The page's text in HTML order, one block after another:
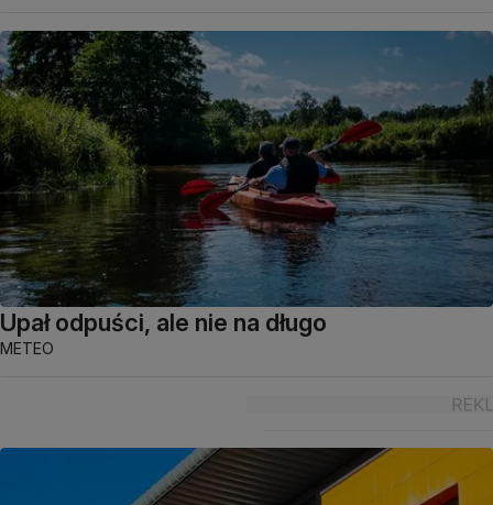
Upał odpuści, ale nie na długo
METEO